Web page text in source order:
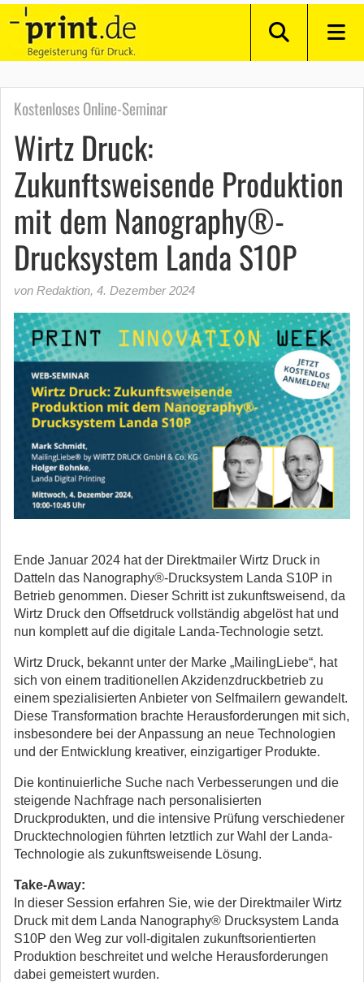
Kostenloses Online-Seminar
Wirtz Druck:
Zukunftsweisende Produktion
mit dem Nanography®-
Drucksystem Landa S10P
von Redaktion, 4. Dezember 2024
Ende Januar 2024 hat der Direktmailer Wirtz Druck in
Datteln das Nanography®-Drucksystem Landa S10P in
Betrieb genommen. Dieser Schritt ist zukunftsweisend, da
Wirtz Druck den Offsetdruck vollständig abgelöst hat und
nun komplett auf die digitale Landa-Technologie setzt.
Wirtz Druck, bekannt unter der Marke „MailingLiebe“, hat
sich von einem traditionellen Akzidenzdruckbetrieb zu
einem spezialisierten Anbieter von Selfmailern gewandelt.
Diese Transformation brachte Herausforderungen mit sich,
insbesondere bei der Anpassung an neue Technologien
und der Entwicklung kreativer, einzigartiger Produkte.
Die kontinuierliche Suche nach Verbesserungen und die
steigende Nachfrage nach personalisierten
Druckprodukten, und die intensive Prüfung verschiedener
Drucktechnologien führten letztlich zur Wahl der Landa-
Technologie als zukunftsweisende Lösung.
Take-Away:
In dieser Session erfahren Sie, wie der Direktmailer Wirtz
Druck mit dem Landa Nanography® Drucksystem Landa
S10P den Weg zur voll-digitalen zukunftsorientierten
Produktion beschreitet und welche Herausforderungen
dabei gemeistert wurden.